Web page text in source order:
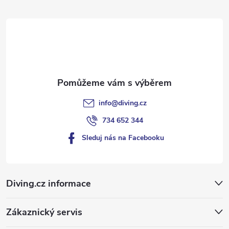
Diving.cz informace
Zákaznický servis
info@diving.cz
734 652 344
Sleduj nás na Facebooku